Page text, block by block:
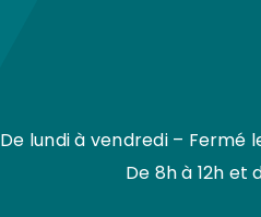
De lundi à vendredi – Fermé
De 8h à 12h et